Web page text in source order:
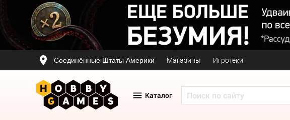
Соединённые Штаты Америки Магазины Игротеки
Каталог